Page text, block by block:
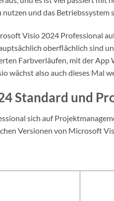
und das Betriebssystem
Visio 2024 Professional
oberflächlich sind
Farbverläufen, mit der
wächst also auch dieses Mal
Standard und
sich auf
Versionen von Microsoft